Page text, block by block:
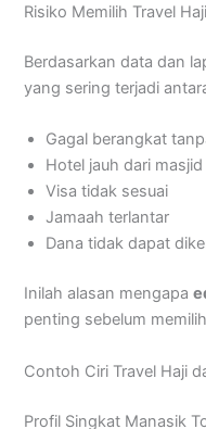
Risiko Memilih Travel
Berdasarkan data dan
yang sering terjadi
Gagal berangkat
Hotel jauh dari masjid
Visa tidak sesuai
Jamaah terlantar
Dana tidak dapat
Inilah alasan mengapa
penting sebelum
Contoh Ciri Travel Haji
Profil Singkat Manasik